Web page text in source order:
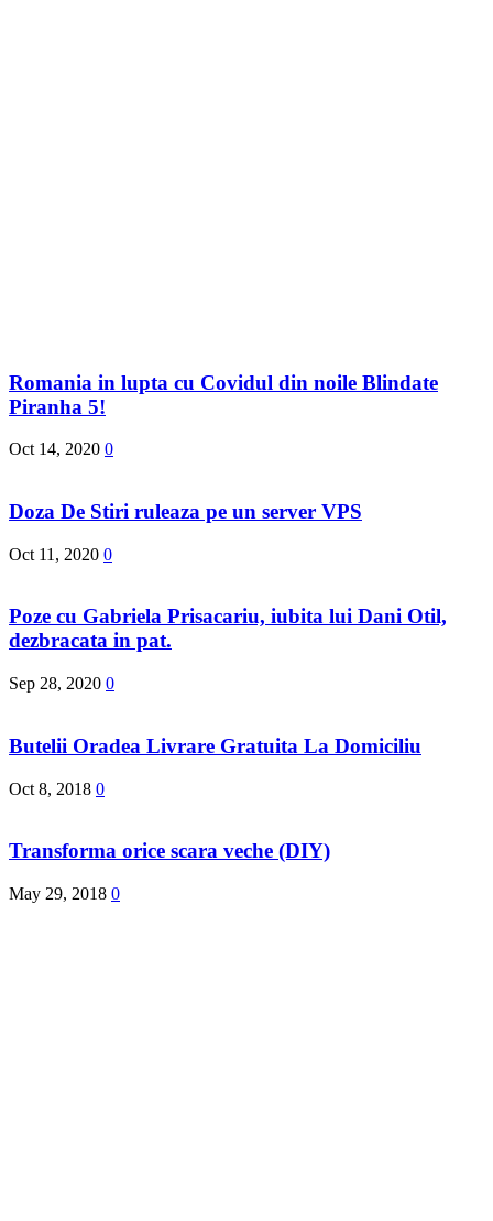
Romania in lupta cu Covidul din noile Blindate
Piranha 5!
Oct 14, 2020 0
Doza De Stiri ruleaza pe un server VPS
Oct 11, 2020 0
Poze cu Gabriela Prisacariu, iubita lui Dani Otil,
dezbracata in pat.
Sep 28, 2020 0
Butelii Oradea Livrare Gratuita La Domiciliu
Oct 8, 2018 0
Transforma orice scara veche (DIY)
May 29, 2018 0